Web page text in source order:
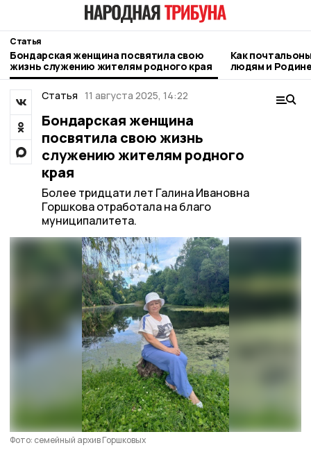
Статья
Бондарская женщина посвятила свою
жизнь служению жителям родного края
Как
людям и
Статья 11 августа 2025, 14:22
Бондарская женщина
посвятила свою жизнь
служению жителям родного
края
Более тридцати лет Галина Ивановна
Горшкова отработала на благо
муниципалитета.
Фото: семейный архив Горшковых